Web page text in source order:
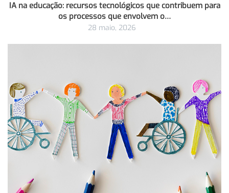
IA na educação: recursos tecnológicos que contribuem para
os processos que envolvem o…
28 maio, 2026